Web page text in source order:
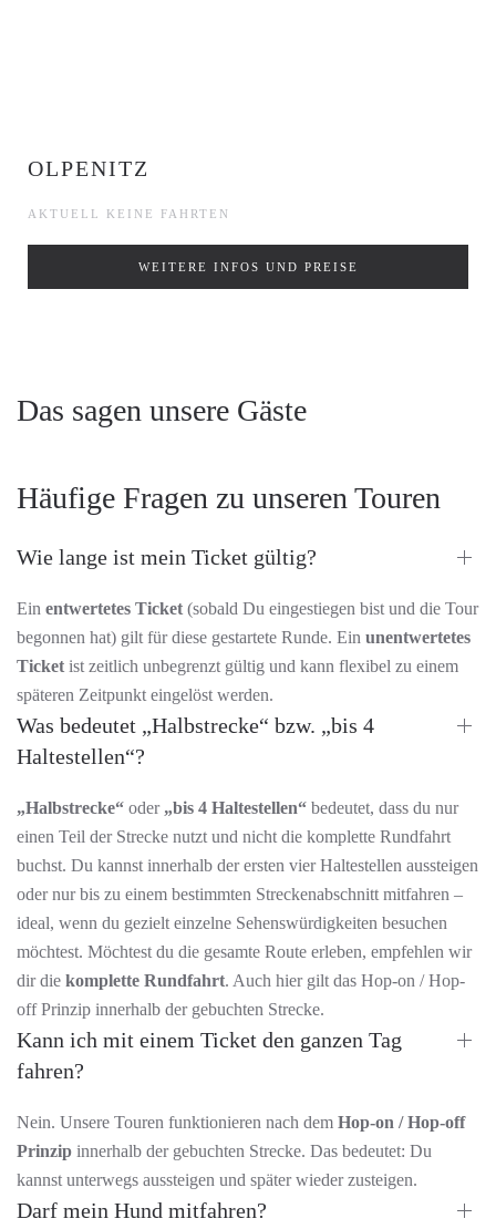
OLPENITZ
AKTUELL KEINE FAHRTEN
WEITERE INFOS UND PREISE
Das sagen unsere Gäste
Häufige Fragen zu unseren Touren
Wie lange ist mein Ticket gültig?
Ein entwertetes Ticket (sobald Du eingestiegen bist und die Tour
begonnen hat) gilt für diese gestartete Runde. Ein unentwertetes
Ticket ist zeitlich unbegrenzt gültig und kann flexibel zu einem
späteren Zeitpunkt eingelöst werden.
Was bedeutet „Halbstrecke“ bzw. „bis 4
Haltestellen“?
„Halbstrecke“ oder „bis 4 Haltestellen“ bedeutet, dass du nur
einen Teil der Strecke nutzt und nicht die komplette Rundfahrt
buchst. Du kannst innerhalb der ersten vier Haltestellen aussteigen
oder nur bis zu einem bestimmten Streckenabschnitt mitfahren –
ideal, wenn du gezielt einzelne Sehenswürdigkeiten besuchen
möchtest. Möchtest du die gesamte Route erleben, empfehlen wir
dir die komplette Rundfahrt. Auch hier gilt das Hop-on / Hop-
off Prinzip innerhalb der gebuchten Strecke.
Kann ich mit einem Ticket den ganzen Tag
fahren?
Nein. Unsere Touren funktionieren nach dem Hop-on / Hop-off
Prinzip innerhalb der gebuchten Strecke. Das bedeutet: Du
kannst unterwegs aussteigen und später wieder zusteigen.
Darf mein Hund mitfahren?